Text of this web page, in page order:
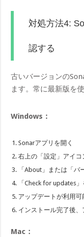
対処方法4:
認する
古いバージョンの
ます。常に最新版を
Windows：
Sonarアプリを開く
右上の「設定」アイコ
「About」または「バ
「Check for updates
アップデートが利用
インストール完了後
Mac：